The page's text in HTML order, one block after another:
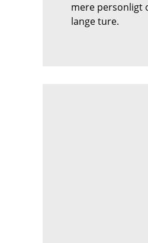
mere personligt
lange ture.